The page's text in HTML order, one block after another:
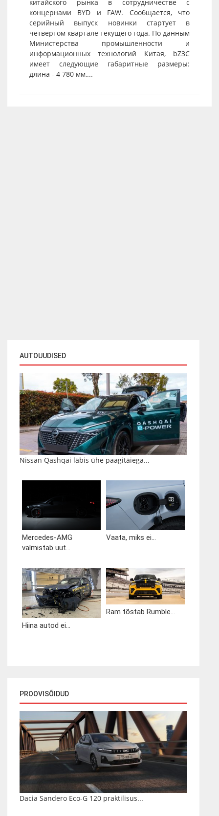
AUTOUUDISED
Nissan Qashqai läbis ühe paagitäiega...
Mercedes-AMG
valmistab uut...
Vaata, miks ei...
Hiina autod ei...
Ram tõstab Rumble...
PROOVISÕIDUD
Dacia Sandero Eco-G 120 praktilisus...
китайского рынка в сотрудничестве с
концернами BYD и FAW. Сообщается, что
серийный выпуск новинки стартует в
четвертом квартале текущего года. По данным
Министерства промышленности и
информационных технологий Китая, bZ3C
имеет следующие габаритные размеры:
длина - 4 780 мм,...